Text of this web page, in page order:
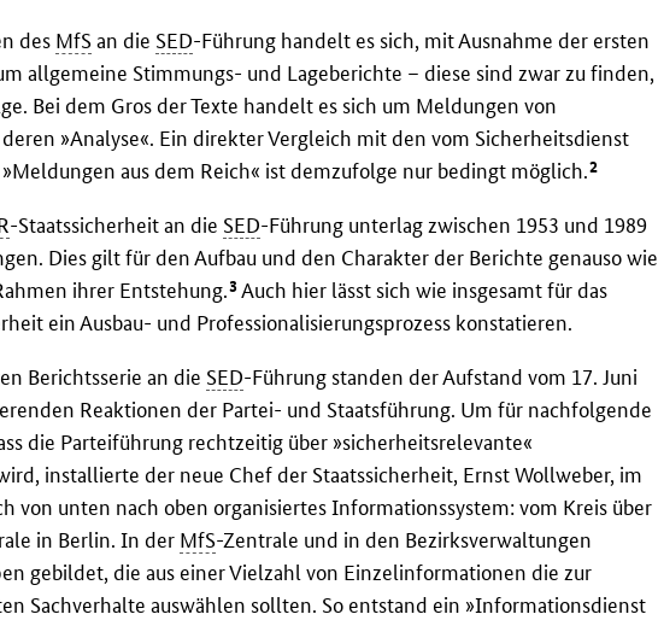
des MfSan die SED-Führung handelt es sich, mit Ausnahme der ersten
allgemeine Stimmungs- und Lageberichte – diese sind zwar zu finden,
Bei dem Gros der Texte handelt es sich um Meldungen von
»Analyse«. Ein direkter Vergleich mit den vom Sicherheitsdienst
aus dem Reich« ist demzufolge nur bedingt möglich.2
-Staatssicherheit an die SED-Führung unterlag zwischen 1953 und 1989
Dies gilt für den Aufbau und den Charakter der Berichte genauso wie
ihrer Entstehung.3 Auch hier lässt sich wie insgesamt für das
ein Ausbau- und Professionalisierungsprozess konstatieren.
Berichtsserie an die SED-Führung standen der Aufstand vom 17. Juni
Reaktionen der Partei- und Staatsführung. Um für nachfolgende
die Parteiführung rechtzeitig über »sicherheitsrelevante«
installierte der neue Chef der Staatssicherheit, Ernst Wollweber, im
von unten nach oben organisiertes Informationssystem: vom Kreis über
in Berlin. In der MfS-Zentrale und in den Bezirksverwaltungen
gebildet, die aus einer Vielzahl von Einzelinformationen die zur
Sachverhalte auswählen sollten. So entstand ein »Informationsdienst